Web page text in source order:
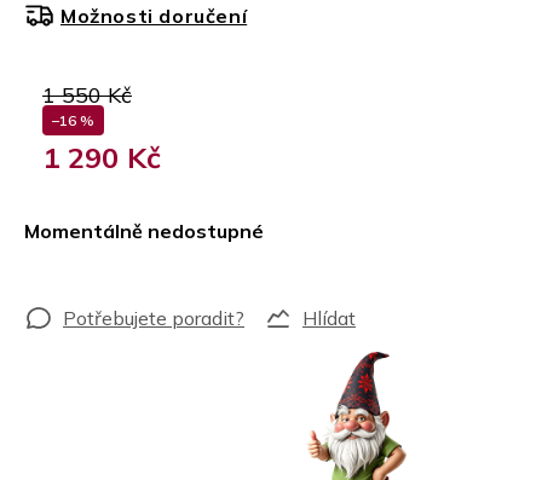
1 550 Kč
–16 %
1 290 Kč
Momentálně nedostupné
Možnosti doručení
Hlídat